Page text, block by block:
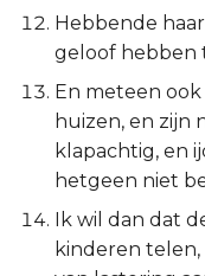
Prediker
Jesaja
Jeremía
Klaagliederen
Hebbende
geloof hebben
En meteen
huizen, en zijn
klapachtig, en
hetgeen niet
Ik wil dan dat
kinderen